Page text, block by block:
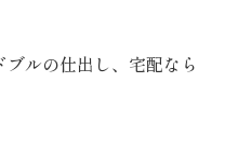
ルの仕出し、宅配なら